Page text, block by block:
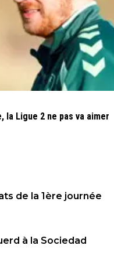
la Ligue 2 ne pas va aimer
de la 1ère journée
à la Sociedad